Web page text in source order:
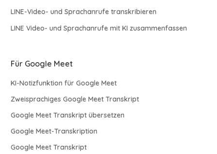
LINE-Video- und Sprachanrufe transkribieren
LINE Video- und Sprachanrufe mit KI zusammenfassen
Für Google Meet
KI-Notizfunktion für Google Meet
Zweisprachiges Google Meet Transkript
Google Meet Transkript übersetzen
Google Meet-Transkription
Google Meet Transkript